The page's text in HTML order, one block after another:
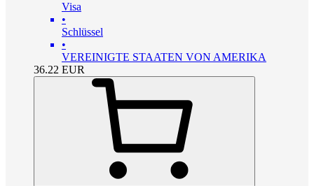
Visa
•
Schlüssel
•
VEREINIGTE STAATEN VON AMERIKA
36.22 EUR